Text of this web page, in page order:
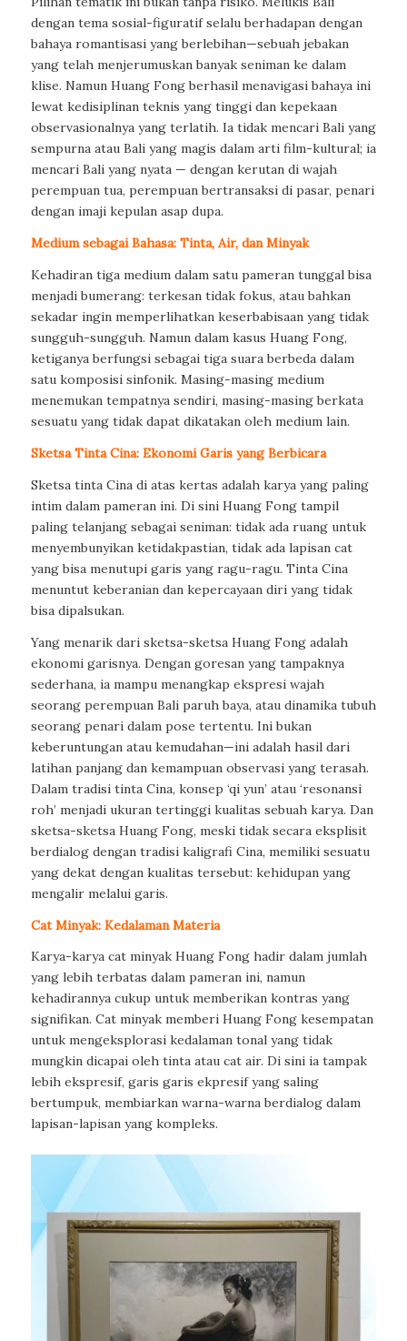
dengan tema sosial-figuratif selalu berhadapan dengan
bahaya romantisasi yang berlebihan—sebuah jebakan
yang telah menjerumuskan banyak seniman ke dalam
klise. Namun Huang Fong berhasil menavigasi bahaya ini
lewat kedisiplinan teknis yang tinggi dan kepekaan
observasionalnya yang terlatih. Ia tidak mencari Bali yang
sempurna atau Bali yang magis dalam arti film-kultural; ia
mencari Bali yang nyata — dengan kerutan di wajah
perempuan tua, perempuan bertransaksi di pasar, penari
dengan imaji kepulan asap dupa.
Medium sebagai Bahasa: Tinta, Air, dan Minyak
Kehadiran tiga medium dalam satu pameran tunggal bisa
menjadi bumerang: terkesan tidak fokus, atau bahkan
sekadar ingin memperlihatkan keserbabisaan yang tidak
sungguh-sungguh. Namun dalam kasus Huang Fong,
ketiganya berfungsi sebagai tiga suara berbeda dalam
satu komposisi sinfonik. Masing-masing medium
menemukan tempatnya sendiri, masing-masing berkata
sesuatu yang tidak dapat dikatakan oleh medium lain.
Sketsa Tinta Cina: Ekonomi Garis yang Berbicara
Sketsa tinta Cina di atas kertas adalah karya yang paling
intim dalam pameran ini. Di sini Huang Fong tampil
paling telanjang sebagai seniman: tidak ada ruang untuk
menyembunyikan ketidakpastian, tidak ada lapisan cat
yang bisa menutupi garis yang ragu-ragu. Tinta Cina
menuntut keberanian dan kepercayaan diri yang tidak
bisa dipalsukan.
Yang menarik dari sketsa-sketsa Huang Fong adalah
ekonomi garisnya. Dengan goresan yang tampaknya
sederhana, ia mampu menangkap ekspresi wajah
seorang perempuan Bali paruh baya, atau dinamika tubuh
seorang penari dalam pose tertentu. Ini bukan
keberuntungan atau kemudahan—ini adalah hasil dari
latihan panjang dan kemampuan observasi yang terasah.
Dalam tradisi tinta Cina, konsep ‘qi yun’ atau ‘resonansi
roh’ menjadi ukuran tertinggi kualitas sebuah karya. Dan
sketsa-sketsa Huang Fong, meski tidak secara eksplisit
berdialog dengan tradisi kaligrafi Cina, memiliki sesuatu
yang dekat dengan kualitas tersebut: kehidupan yang
mengalir melalui garis.
Cat Minyak: Kedalaman Materia
Karya-karya cat minyak Huang Fong hadir dalam jumlah
yang lebih terbatas dalam pameran ini, namun
kehadirannya cukup untuk memberikan kontras yang
signifikan. Cat minyak memberi Huang Fong kesempatan
untuk mengeksplorasi kedalaman tonal yang tidak
mungkin dicapai oleh tinta atau cat air. Di sini ia tampak
lebih ekspresif, garis garis ekpresif yang saling
bertumpuk, membiarkan warna-warna berdialog dalam
lapisan-lapisan yang kompleks.